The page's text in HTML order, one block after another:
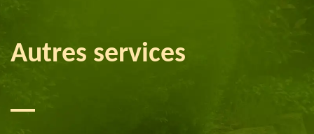
Autres services